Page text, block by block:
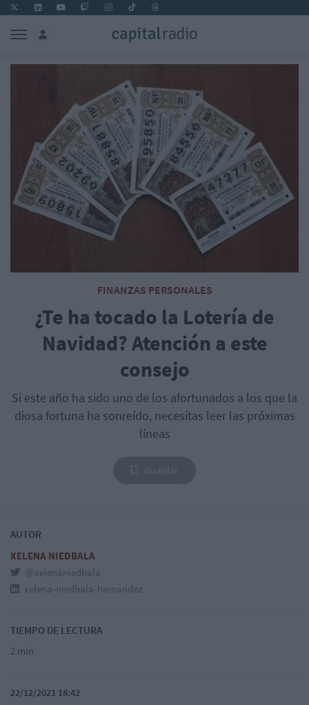
FINANZAS PERSONALES
¿Te ha tocado la Lotería de
Navidad? Atención a este
consejo
Si este año ha sido uno de los afortunados a los que la
diosa fortuna ha sonreído, necesitas leer las próximas
líneas
AUTOR
XELENA NIEDBALA
@xelenaniedbala
xelena-niedbala-hernandez
TIEMPO DE LECTURA
2 min
22/12/2021 18:42